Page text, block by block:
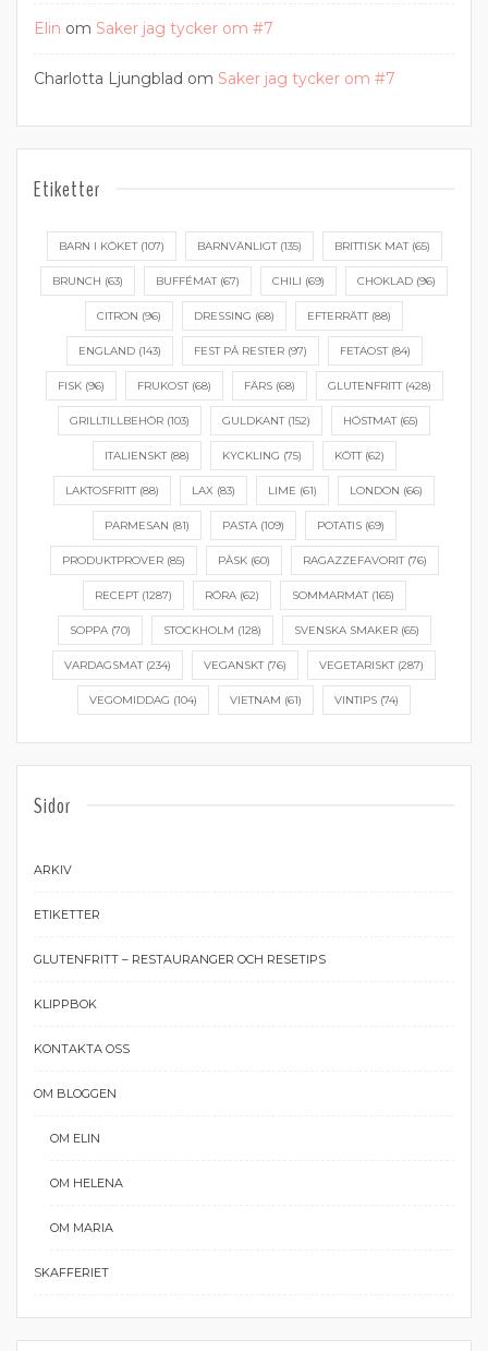
Elin om Saker jag tycker om #7
Charlotta Ljungblad om Saker jag tycker om #7
Etiketter
BARN I KÖKET(107) BARNVÄNLIGT(135) BRITTISK MAT(65)
BRUNCH (63) BUFFÉMAT(67) CHILI (69) CHOKLAD (96)
CITRON (96) DRESSING (68) EFTERRÄTT(88)
ENGLAND(143) FEST PÅ RESTER(97) FETAOST(84)
FISK(96) FRUKOST(68) FÄRS(68) GLUTENFRITT(428)
GRILLTILLBEHÖR (103) GULDKANT(152) HÖSTMAT(65)
ITALIENSKT(88) KYCKLING (75) KÖTT(62)
LAKTOSFRITT(88) LAX (83) LIME (61) LONDON (66)
PARMESAN (81) PASTA(109) POTATIS(69)
PRODUKTPROVER(85) PÅSK(60) RAGAZZEFAVORIT(76)
RECEPT(1287) RÖRA(62) SOMMARMAT(165)
SOPPA(70) STOCKHOLM (128) SVENSKA SMAKER(65)
VARDAGSMAT(234) VEGANSKT(76) VEGETARISKT(287)
VEGOMIDDAG (104) VIETNAM (61) VINTIPS (74)
Sidor
ARKIV
ETIKETTER
GLUTENFRITT – RESTAURANGER OCH RESETIPS
KLIPPBOK
KONTAKTA OSS
OM BLOGGEN
OM ELIN
OM HELENA
OM MARIA
SKAFFERIET